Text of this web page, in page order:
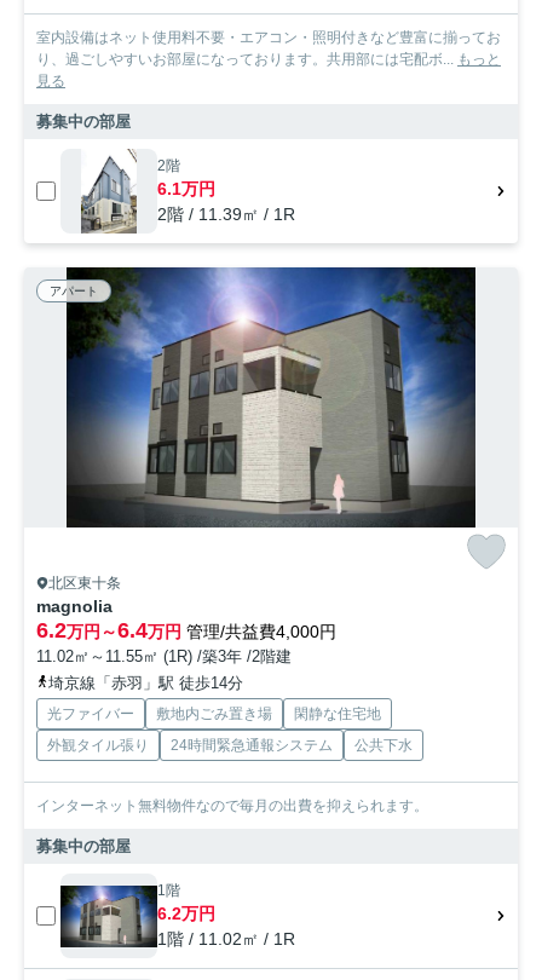
室内設備はネット使用料不要・エアコン・照明付きなど豊富に揃ってお
り、過ごしやすいお部屋になっております。共用部には宅配ボ... もっと
見る
募集中の部屋
2階
6.1万円
2階 / 11.39㎡ / 1R
アパート
北区東十条
magnolia
6.2万円～6.4万円 管理/共益費4,000円
11.02㎡～11.55㎡ (1R) /築3年 /2階建
埼京線「赤羽」駅 徒歩14分
光ファイバー 敷地内ごみ置き場
閑静な住宅地
外観タイル張り
24時間緊急通報システム 公共下水
インターネット無料物件なので毎月の出費を抑えられます。
募集中の部屋
1階
6.2万円
1階 / 11.02㎡ / 1R